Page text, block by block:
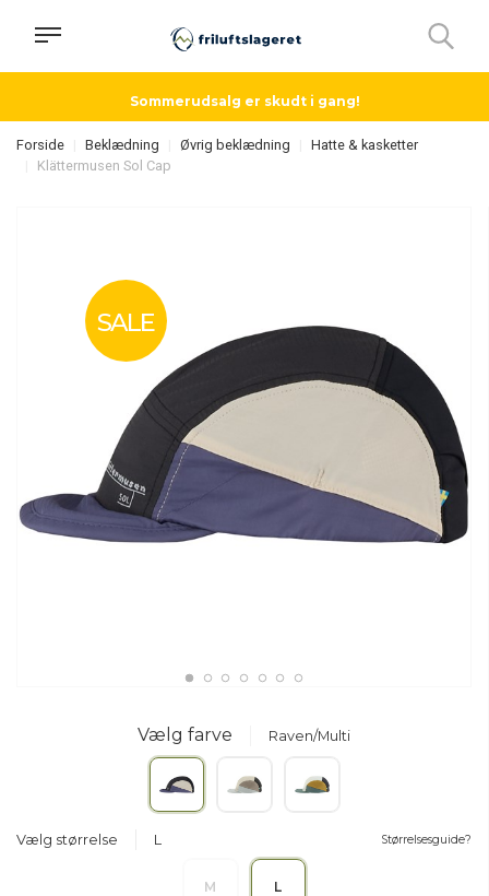
Sommerudsalg er skudt i gang!
Forside Beklædning Øvrig beklædning
Hatte & kasketter
Klättermusen Sol Cap
SALE
Vælg farve Raven/Multi
Vælg størrelse L Størrelsesguide?
M L